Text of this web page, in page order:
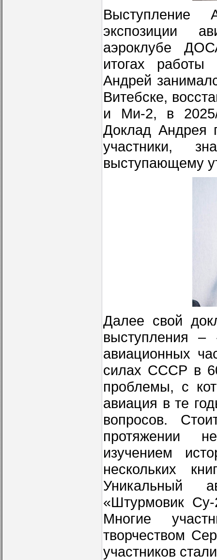
Выступление
экспозиции
аэроклубе
итогах работы
Андрей
Витебске,
и Ми-2, в
Доклад Андрея
участники,
выступающему
Далее свой
выступления –
авиационных
силах СССР в
проблемы, с
авиация в те
вопросов.
протяжении
изучением
нескольких
Уникальный
«Штурмовик
Многие
творчеством
участников